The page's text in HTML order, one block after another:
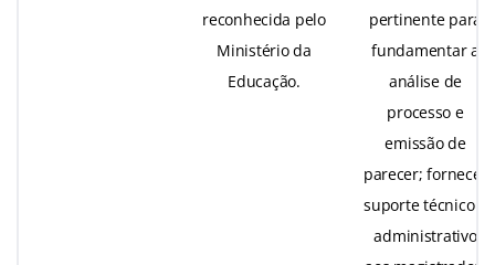
reconhecida pelo
Ministério da
Educação.
pertinente para
fundamentar a
análise de
processo e
emissão de
parecer; fornecer
suporte técnico e
administrativo